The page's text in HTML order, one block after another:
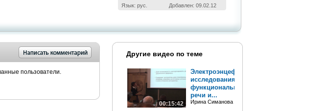
Язык: рус.
Добавлен: 09.02.12
пользователи.
Другие видео по теме
00:15:42
Электроэнцефалографические
исследования
функциональных механизмов
речи и...
Ирина Симанова